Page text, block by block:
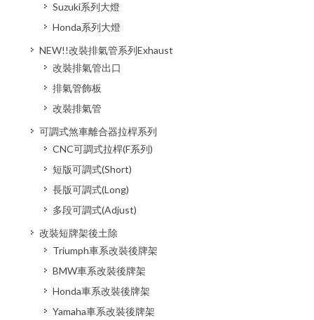
Suzuki系列大燈
Honda系列大燈
NEW!!改裝排氣管系列Exhaust
改裝排氣管出口
排氣管飾板
改裝排氣管
可調式煞車離合器拉桿系列
CNC可調式拉桿(F系列)
短版可調式(Short)
長版可調式(Long)
多段可調式(Adjust)
改裝短牌架後土除
Triumph車系改裝後牌架
BMW車系改裝後牌架
Honda車系改裝後牌架
Yamaha車系改裝後牌架